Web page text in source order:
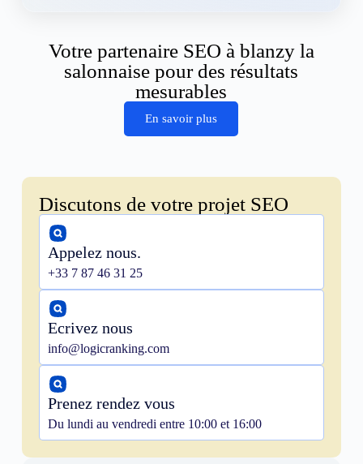
Votre partenaire SEO à blanzy la
salonnaise pour des résultats
mesurables
En savoir plus
Discutons de votre projet SEO
Appelez nous.
+33 7 87 46 31 25
Ecrivez nous
info@logicranking.com
Prenez rendez vous
Du lundi au vendredi entre 10:00 et 16:00